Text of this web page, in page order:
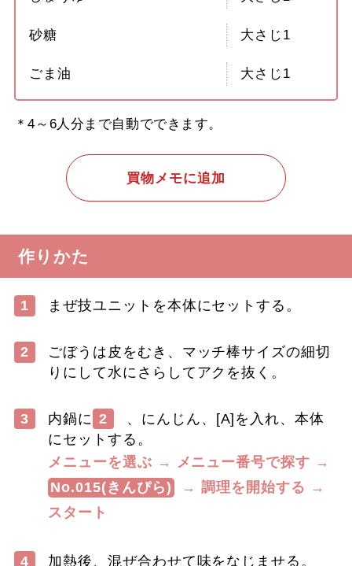
砂糖 大さじ1
ごま油 大さじ1
＊4～6人分まで自動でできます。
買物メモに追加
作りかた
1 まぜ技ユニットを本体にセットする。
2
ごぼうは皮をむき、マッチ棒サイズの細切
りにして水にさらしてアクを抜く。
3 内鍋に 2
、にんじん、[A]を入れ、本体
にセットする。
メニューを選ぶ → メニュー番号で探す →
No.015(きんぴら)
→ 調理を開始する →
スタート
4 加熱後、混ぜ合わせて味をなじませる。